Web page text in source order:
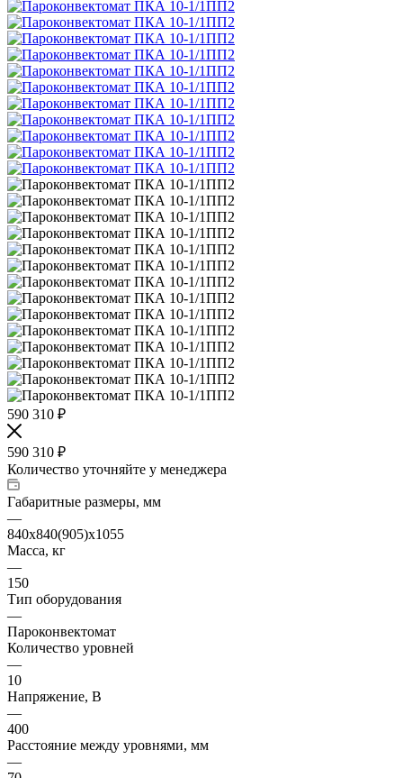
590 310 ₽
590 310 ₽
Количество уточняйте у менеджера
Габаритные размеры, мм
—
840x840(905)x1055
Масса, кг
—
150
Тип оборудования
—
Пароконвектомат
Количество уровней
—
10
Напряжение, В
—
400
Расстояние между уровнями, мм
—